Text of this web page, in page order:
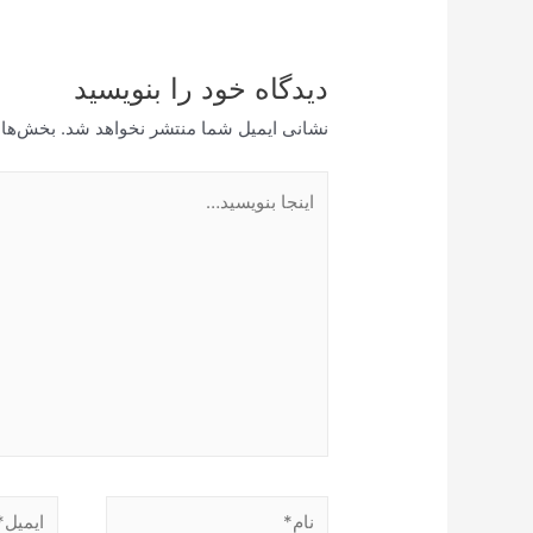
دیدگاه‌ خود را بنویسید
نشانی ایمیل شما منتشر نخواهد شد.
بنویسید…
نام* ایمیل*